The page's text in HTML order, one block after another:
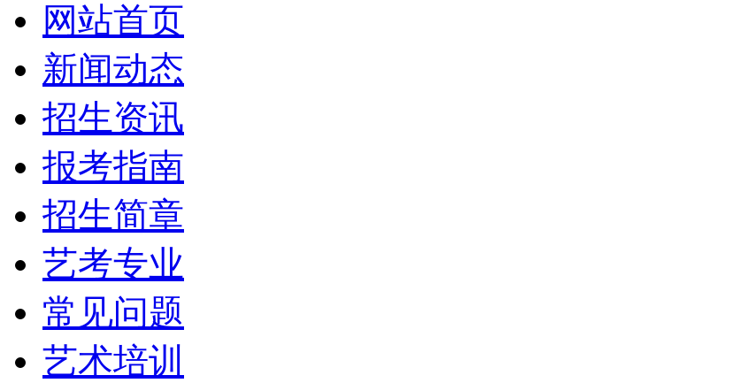
网站首页
新闻动态
招生资讯
报考指南
招生简章
艺考专业
常见问题
艺术培训